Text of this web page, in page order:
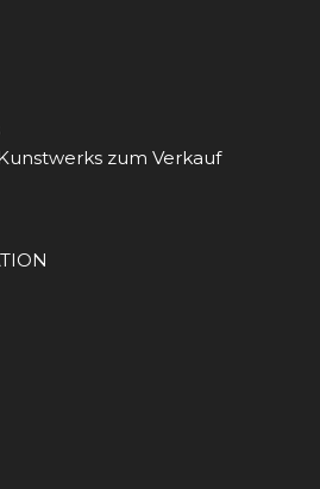
zum Verkauf